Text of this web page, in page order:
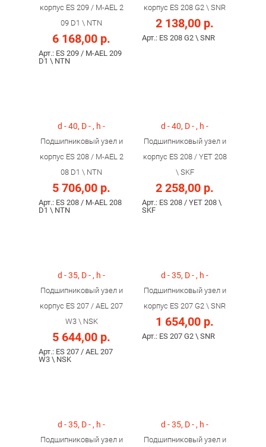
корпус ES 209 / M-AEL 2
09 D1 \ NTN
6 168,00 р.
Арт.: ES 209 / M-AEL 209
D1 \ NTN
корпус ES 208 G2 \ SNR
2 138,00 р.
Арт.: ES 208 G2 \ SNR
d - 40, D - , h -
Подшипниковый узел и
корпус ES 208 / M-AEL 2
08 D1 \ NTN
5 706,00 р.
Арт.: ES 208 / M-AEL 208
D1 \ NTN
d - 40, D - , h -
Подшипниковый узел и
корпус ES 208 / YET 208
\ SKF
2 258,00 р.
Арт.: ES 208 / YET 208 \
SKF
d - 35, D - , h -
Подшипниковый узел и
корпус ES 207 / AEL 207
W3 \ NSK
5 644,00 р.
Арт.: ES 207 / AEL 207
W3 \ NSK
d - 35, D - , h -
Подшипниковый узел и
корпус ES 207 G2 \ SNR
1 654,00 р.
Арт.: ES 207 G2 \ SNR
d - 35, D - , h -
Подшипниковый узел и
d - 35, D - , h -
Подшипниковый узел и